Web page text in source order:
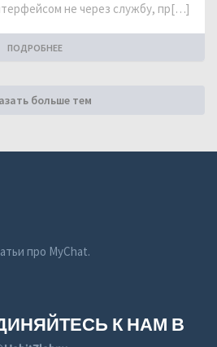
не через службу, пр[…]
ПОДРОБНЕЕ
больше тем
про MyChat.
К НАМ В